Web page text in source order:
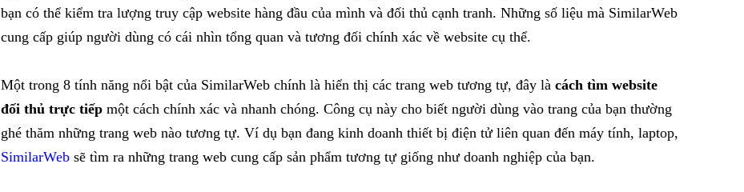
bạn có thể kiểm tra lượng truy cập website hàng đầu của mình và đối thủ cạnh tranh. Những số liệu mà SimilarWeb
cung cấp giúp người dùng có cái nhìn tổng quan và tương đối chính xác về website cụ thể.
Một trong 8 tính năng nổi bật của SimilarWeb chính là hiển thị các trang web tương tự, đây là cách tìm website
đối thủ trực tiếp một cách chính xác và nhanh chóng. Công cụ này cho biết người dùng vào trang của bạn thường
ghé thăm những trang web nào tương tự. Ví dụ bạn đang kinh doanh thiết bị điện tử liên quan đến máy tính, laptop,
SimilarWeb sẽ tìm ra những trang web cung cấp sản phẩm tương tự giống như doanh nghiệp của bạn.